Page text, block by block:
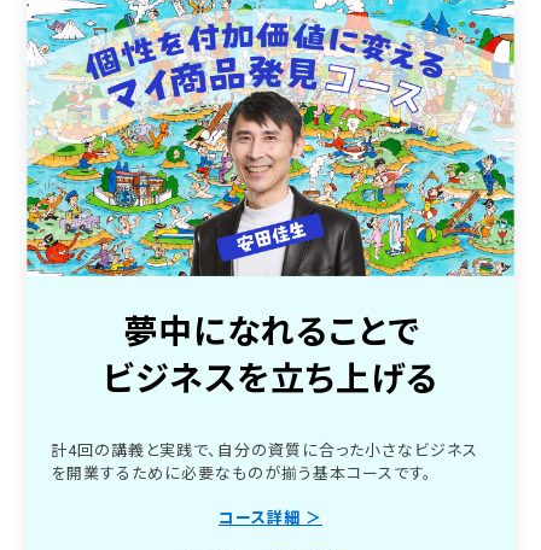
夢中になれることで
ビジネスを立ち上げる
計4回の講義と実践で、自分の資質に合った小さなビジネス
を開業するために必要なものが揃う基本コースです。
コース詳細 ＞